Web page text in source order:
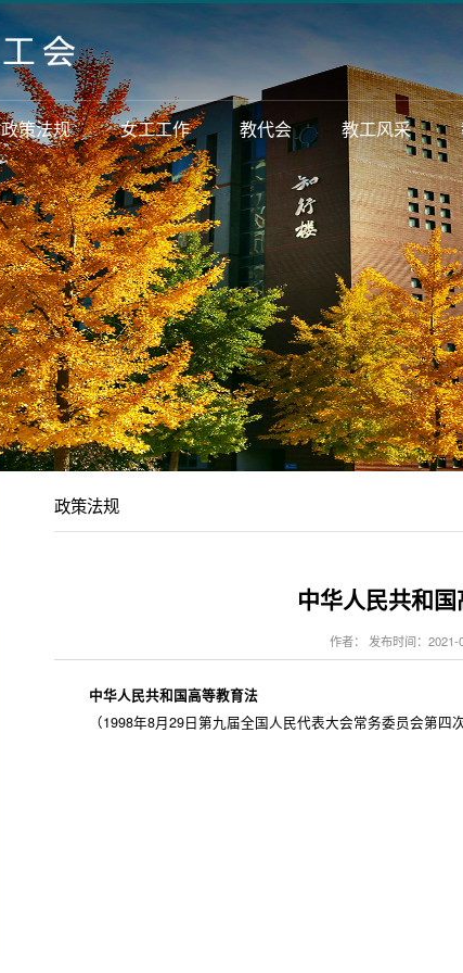
政策法规 女工工作 教代会 教工风采
政策法规
中华人民共和
作者： 发布时间：2021-
中华人民共和国高等教育法
（1998年8月29日第九届全国人民代表大会常务委员会第四